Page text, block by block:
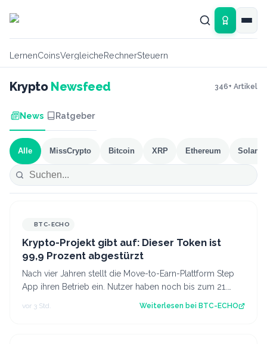
LernenCoinsVergleicheRechnerSteuern
Krypto Newsfeed 346+ Artikel
News Ratgeber
Alle MissCrypto Bitcoin XRP Ethereum Solana
BTC-ECHO
Krypto-Projekt gibt auf: Dieser Token ist
99,9 Prozent abgestürzt
Nach vier Jahren stellt die Move-to-Earn-Plattform Step
App ihren Betrieb ein. Nutzer haben noch bis zum 21.
vor 3 Std. Weiterlesen bei BTC-ECHO